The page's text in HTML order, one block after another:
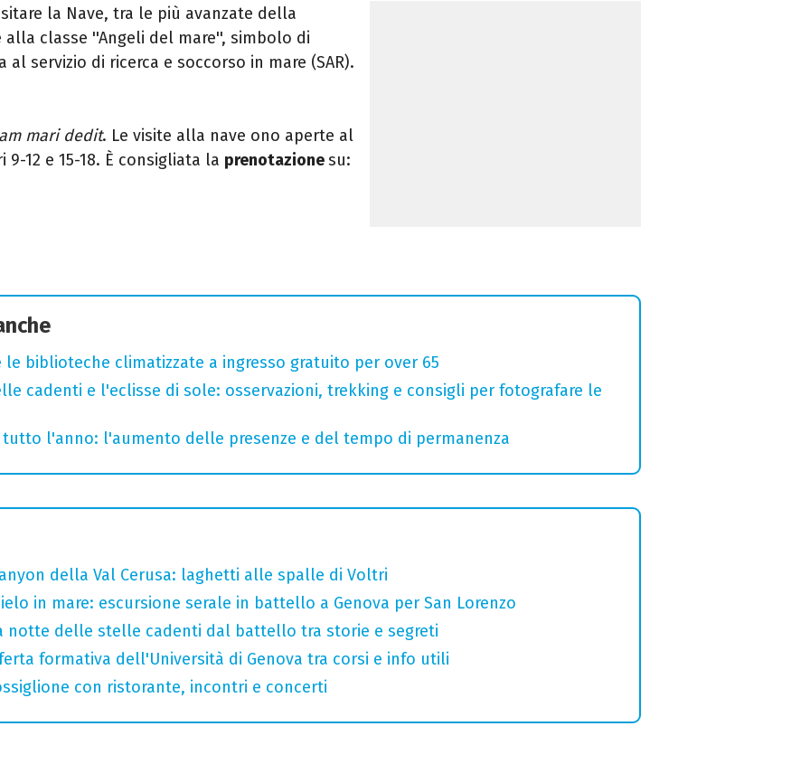
la Nave, tra le più avanzate della
classe ''Angeli del mare'', simbolo di
servizio di ricerca e soccorso in mare (SAR).
mari dedit. Le visite alla nave ono aperte al
9-12 e 15-18. È consigliata la prenotazionesu:
le biblioteche climatizzate a ingresso gratuito per over 65
cadenti e l'eclisse di sole: osservazioni, trekking e consigli per fotografare le
tutto l'anno: l'aumento delle presenze e del tempo di permanenza
della Val Cerusa: laghetti alle spalle di Voltri
in mare: escursione serale in battello a Genova per San Lorenzo
notte delle stelle cadenti dal battello tra storie e segreti
formativa dell'Università di Genova tra corsi e info utili
con ristorante, incontri e concerti